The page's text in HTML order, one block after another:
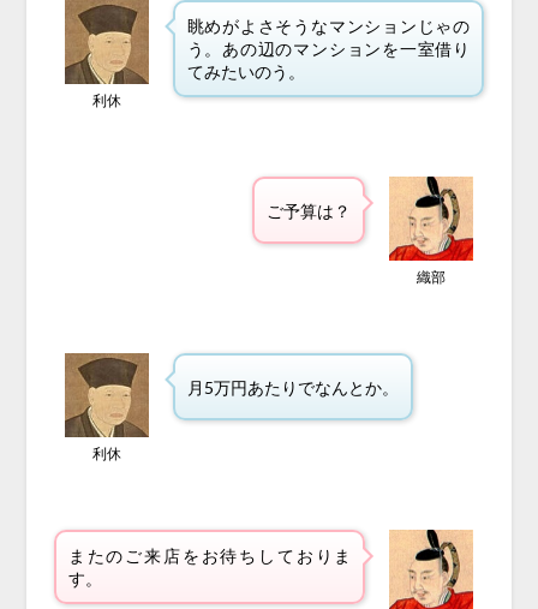
利休
眺めがよさそうなマンションじゃの
う。あの辺のマンションを一室借り
てみたいのう。
ご予算は？
織部
利休
月5万円あたりでなんとか。
またのご来店をお待ちしておりま
す。